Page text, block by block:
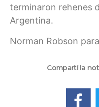
terminaron rehenes
Argentina.
Norman Robson
Compartí la